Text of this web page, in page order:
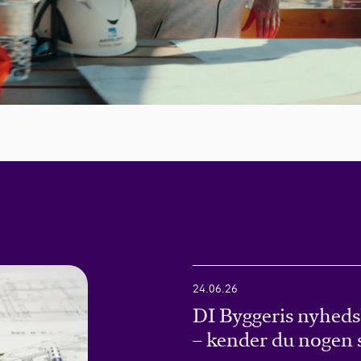
24.06.26
DI Byggeris
– kender du nogen